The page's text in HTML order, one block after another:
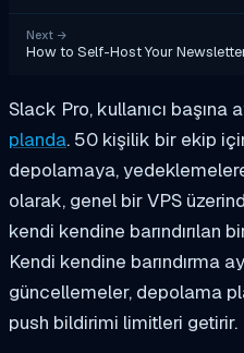
Next →
How to Self-Host Your
Slack Pro, kullanıcı başına
planda. 50 kişilik bir ekip
depolamaya,
olarak, genel bir VPS
kendi kendine barındırılan
Kendi kendine barındırma
güncellemeler, depolama
push bildirimi limitleri getirir.